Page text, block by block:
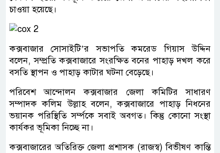
চাওয়া হয়েছে।
কক্সবাজার সোসাইটি’র সভাপতি কমরেড গিয়াস উদ্দিন
বলেন, সম্প্রতি কক্সবাজারে সংরক্ষিত বনের পাহাড় দখল করে
বসতি স্থাপন ও পাহাড় কাটার ঘটনা বেড়েছে।
পরিবেশ আন্দোলন কক্সবাজার জেলা কমিটির সাধারণ
সম্পাদক কলিম উল্লাহ বলেন, কক্সবাজারে পাহাড় নিধনের
ভয়ানক পরিস্থিতি সর্ম্পকে সবাই অবগত। কিন্তু কোনো সংস্থা
কার্যকর ভূমিকা নিচ্ছে না।
কক্সবাজারের অতিরিক্ত জেলা প্রশাসক (রাজস্ব) বিভীষণ কান্তি